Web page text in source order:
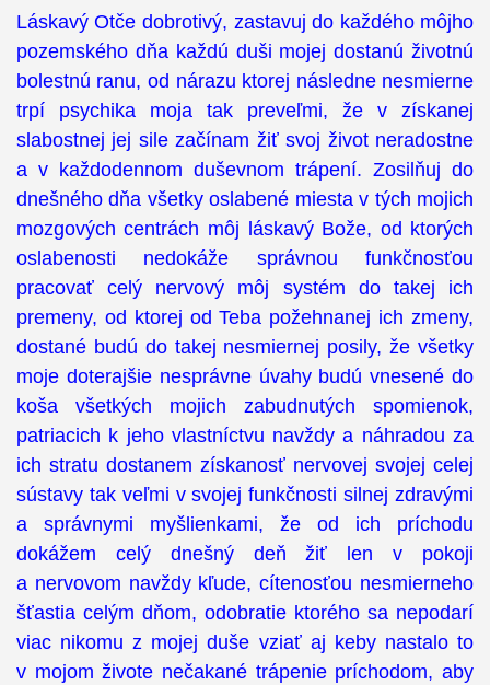
Láskavý Otče dobrotivý, zastavuj do každého môjho
pozemského dňa každú duši mojej dostanú životnú
bolestnú ranu, od nárazu ktorej následne nesmierne
trpí psychika moja tak preveľmi, že v získanej
slabostnej jej sile začínam žiť svoj život neradostne
a v každodennom duševnom trápení. Zosilňuj do
dnešného dňa všetky oslabené miesta v tých mojich
mozgových centrách môj láskavý Bože, od ktorých
oslabenosti nedokáže správnou funkčnosťou
pracovať celý nervový môj systém do takej ich
premeny, od ktorej od Teba požehnanej ich zmeny,
dostané budú do takej nesmiernej posily, že všetky
moje doterajšie nesprávne úvahy budú vnesené do
koša všetkých mojich zabudnutých spomienok,
patriacich k jeho vlastníctvu navždy a náhradou za
ich stratu dostanem získanosť nervovej svojej celej
sústavy tak veľmi v svojej funkčnosti silnej zdravými
a správnymi myšlienkami, že od ich príchodu
dokážem celý dnešný deň žiť len v pokoji
a nervovom navždy kľude, cítenosťou nesmierneho
šťastia celým dňom, odobratie ktorého sa nepodarí
viac nikomu z mojej duše vziať aj keby nastalo to
v mojom živote nečakané trápenie príchodom, aby